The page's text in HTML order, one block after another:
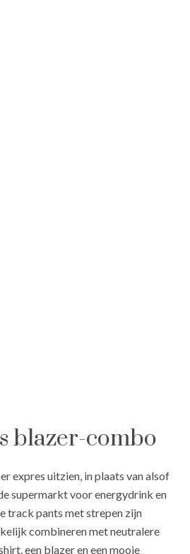
blazer-combo
expres uitzien, in plaats van alsof
supermarkt voor energydrink en
track pants met strepen zijn
combineren met neutralere
een blazer en een mooie